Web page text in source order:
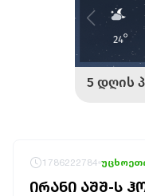
1786222784
ᲘᲠᲐᲜᲘ ᲐᲨᲨ-Ს